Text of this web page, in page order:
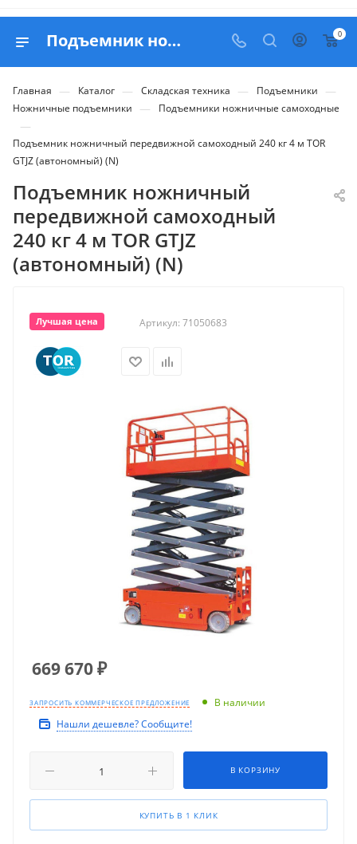
Подъемник ножничный передвижной самоходный 240 кг 4 м TOR GTJZ (автономный) (N) - купить в Belapex 0
Главная — Каталог — Складская техника — Подъемники —
Ножничные подъемники — Подъемники ножничные самоходные
—
Подъемник ножничный передвижной самоходный 240 кг 4 м TOR
GTJZ (автономный) (N)
Подъемник ножничный
передвижной самоходный
240 кг 4 м TOR GTJZ
(автономный) (N)
Лучшая цена Артикул: 71050683
669 670₽
ЗАПРОСИТЬ КОММЕРЧЕСКОЕ ПРЕДЛОЖЕНИЕ
В наличии
Нашли дешевле? Сообщите!
В КОРЗИНУ
КУПИТЬ В 1 КЛИК